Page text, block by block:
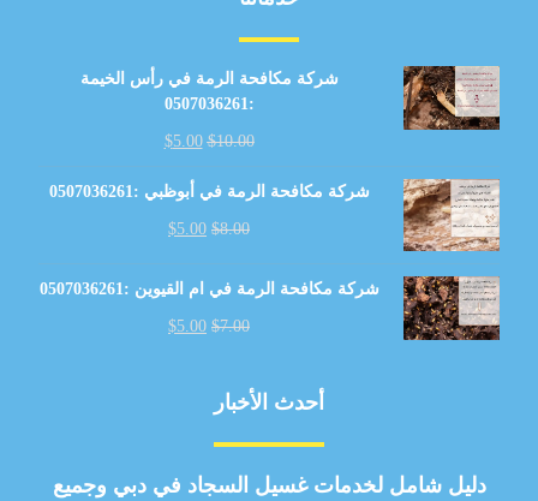
شركة مكافحة الرمة في رأس الخيمة
:0507036261
$10.00
$5.00
شركة مكافحة الرمة في أبوظبي :0507036261
$8.00
$5.00
شركة مكافحة الرمة في ام القيوين :0507036261
$7.00
$5.00
أحدث الأخبار
دليل شامل لخدمات غسيل السجاد في دبي وجميع